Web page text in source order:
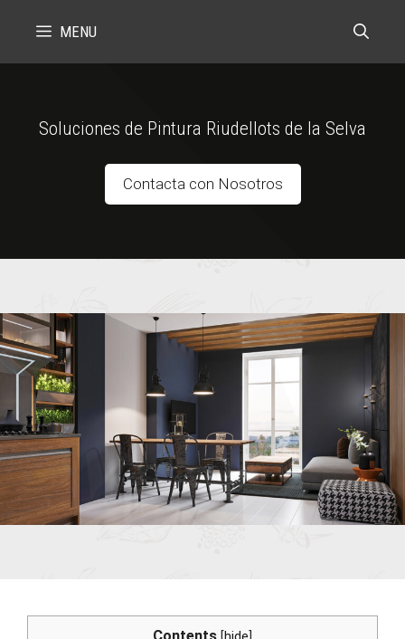
MENU
Soluciones de Pintura Riudellots de la Selva
Contacta con Nosotros